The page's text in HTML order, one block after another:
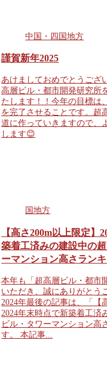
中国・四国地方
謹賀新年2025
あけましておめでとうござ
高層ビル・都市開発研究所
たします！！今年の目標は
を完了させることです。超
道に作っていきますので、
します😊
国地方
【高さ200m以上限定】
築着工済みの建設中の
ーマンション高さランキ
本年も「超高層ビル・都市
いただき、誠にありがとう
2024年最後の記事は、「【
2024年末時点で新築着工済
ビル・タワーマンション高
す。 本記事...